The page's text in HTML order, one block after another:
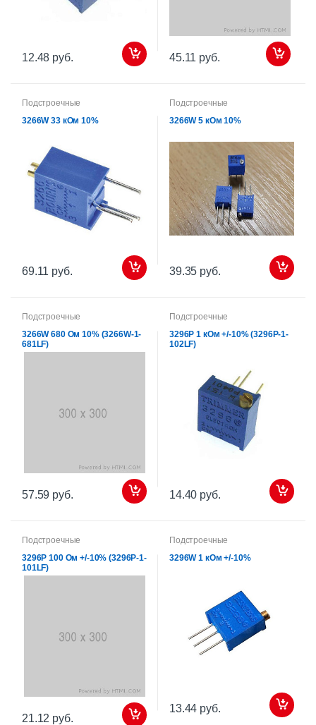
12.48 руб. 45.11 руб.
Подстроечные
3266W 33 кОм 10%
69.11 руб.
Подстроечные
3266W 5 кОм 10%
39.35 руб.
Подстроечные
3266W 680 Ом 10% (3266W-1-
681LF)
57.59 руб.
Подстроечные
3296P 1 кОм +/-10% (3296P-1-
102LF)
14.40 руб.
Подстроечные
3296P 100 Ом +/-10% (3296P-1-
101LF)
21.12 руб.
Подстроечные
3296W 1 кОм +/-10%
13.44 руб.